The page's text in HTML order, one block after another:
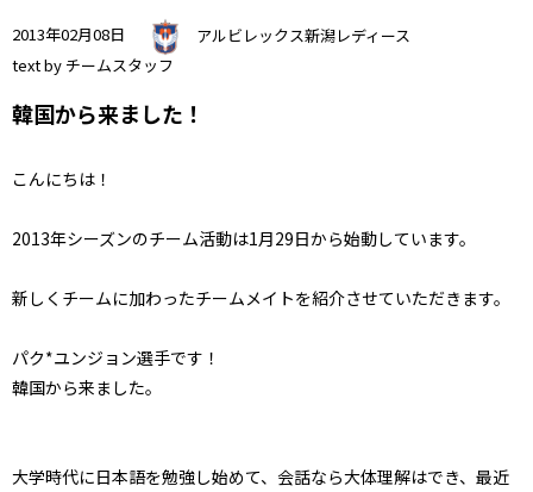
2013年02月08日
アルビレックス新潟レディース
text by チームスタッフ
韓国から来ました！
こんにちは！
2013年シーズンのチーム活動は1月29日から始動しています。
新しくチームに加わったチームメイトを紹介させていただきます。
パク*ユンジョン選手です！
韓国から来ました。
大学時代に日本語を勉強し始めて、会話なら大体理解はでき、最近